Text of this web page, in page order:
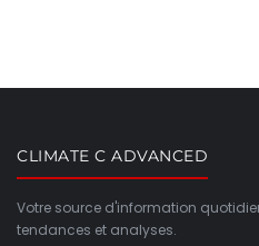
CLIMATE C ADVANCED
Votre source d'information
tendances et analyses.